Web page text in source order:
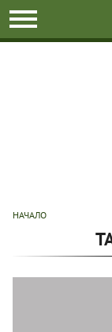
НАЧАЛО